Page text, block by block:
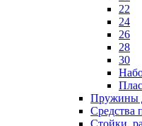
22
24
26
28
30
Пружины
Средства
Стойки,